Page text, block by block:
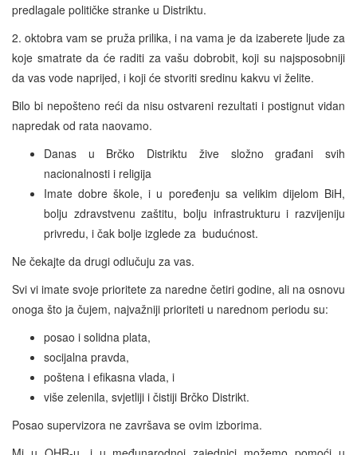
predlagale političke stranke u Distriktu.
2. oktobra vam se pruža prilika, i na vama je da izaberete ljude za
koje smatrate da će raditi za vašu dobrobit, koji su najsposobniji
da vas vode naprijed, i koji će stvoriti sredinu kakvu vi želite.
Bilo bi nepošteno reći da nisu ostvareni rezultati i postignut vidan
napredak od rata naovamo.
Danas u Brčko Distriktu žive složno građani svih
nacionalnosti i religija
Imate dobre škole, i u poređenju sa velikim dijelom BiH,
bolju zdravstvenu zaštitu, bolju infrastrukturu i razvijeniju
privredu, i čak bolje izglede za budućnost.
Ne čekajte da drugi odlučuju za vas.
Svi vi imate svoje prioritete za naredne četiri godine, ali na osnovu
onoga što ja čujem, najvažniji prioriteti u narednom periodu su:
posao i solidna plata,
socijalna pravda,
poštena i efikasna vlada, i
više zelenila, svjetliji i čistiji Brčko Distrikt.
Posao supervizora ne završava se ovim izborima.